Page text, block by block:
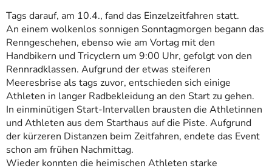
Tags darauf, am 10.4., fand das Einzelzeitfahren statt.
An einem wolkenlos sonnigen Sonntagmorgen begann das
Renngeschehen, ebenso wie am Vortag mit den
Handbikern und Tricyclern um 9:00 Uhr, gefolgt von den
Rennradklassen. Aufgrund der etwas steiferen
Meeresbrise als tags zuvor, entschieden sich einige
Athleten in langer Radbekleidung an den Start zu gehen.
In einminütigen Start-Intervallen brausten die Athletinnen
und Athleten aus dem Starthaus auf die Piste. Aufgrund
der kürzeren Distanzen beim Zeitfahren, endete das Event
schon am frühen Nachmittag.
Wieder konnten die heimischen Athleten starke